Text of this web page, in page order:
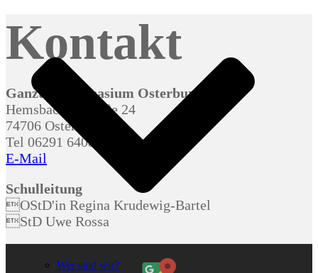
Wer sind wir?
Kontakt
Ganztagsgymnasium Osterburken
Hemsbacher Straße 24
74706 Osterburken
Tel 06291 64080
E-Mail
Schulleitung
OStD'in Regina Krudewig-Bartel
StD Uwe Rossa